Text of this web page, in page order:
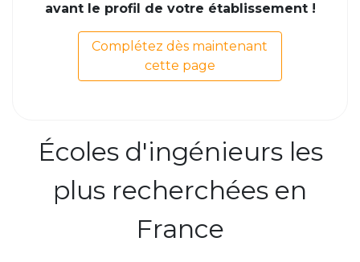
avant le profil de votre établissement !
Complétez dès maintenant
cette page
Écoles d'ingénieurs les
plus recherchées en
France